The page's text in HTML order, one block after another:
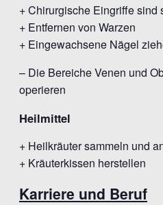
+ Chirurgische Eingriffe sind
+ Entfernen von Warzen
+ Eingewachsene Nägel
– Die Bereiche Venen und
operieren
Heilmittel
+ Heilkräuter sammeln und
+ Kräuterkissen herstellen
Karriere und Beruf